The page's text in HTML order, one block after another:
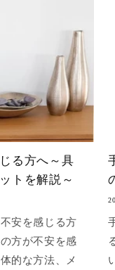
る方へ～具
トを解説～
安を感じる方
方が不安を感
的な方法、メ